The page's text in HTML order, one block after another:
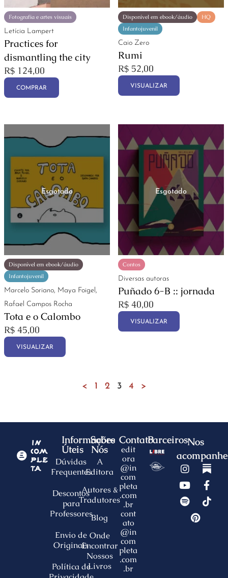
Fotografia e artes visuais
Letícia Lampert
Practices for
dismantling the city
R$ 124,00
COMPRAR
Disponível em ebook/áudio
HQ
Infantojuvenil
Caio Zero
Rumi
R$ 52,00
VISUALIZAR
Disponível em ebook/áudio
Infantojuvenil
Marcelo Soriano, Maya Foigel,
Rafael Campos Rocha
Tota e o Calombo
R$ 45,00
VISUALIZAR
Contos
Diversas autoras
Puñado 6-B :: jornada
R$ 40,00
VISUALIZAR
< 1 2 3 4 >
Informações
Úteis
Dúvidas
Frequentes
Descontos
para
Professores
Envio de
Originais
Política de
Sobre
Nós
A
Editora
Autores &
Tradutores
Blog
Onde
Encontrar
Nossos
Livros
Contato
edit
ora
@in
com
pleta
.com
.br
cont
ato
@in
com
pleta
.com
.br
ParceirosNos